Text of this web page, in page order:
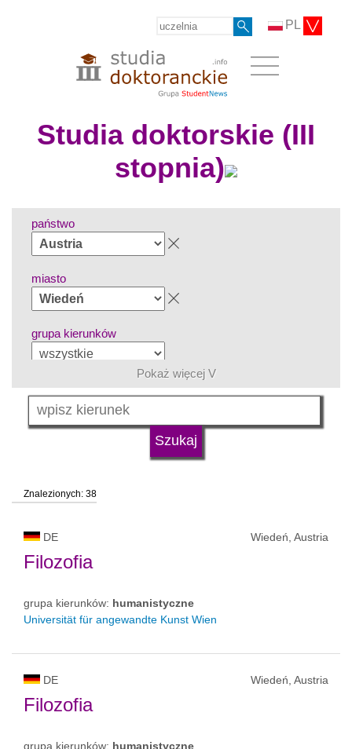
PL
Studia doktorskie (III
stopnia)
państwo
miasto
grupa kierunków
język
status uczelni
Pokaż więcej V
Znalezionych: 38
DE Wiedeń, Austria
Filozofia
grupa kierunków: humanistyczne
Universität für angewandte Kunst Wien
DE Wiedeń, Austria
Filozofia
grupa kierunków: humanistyczne